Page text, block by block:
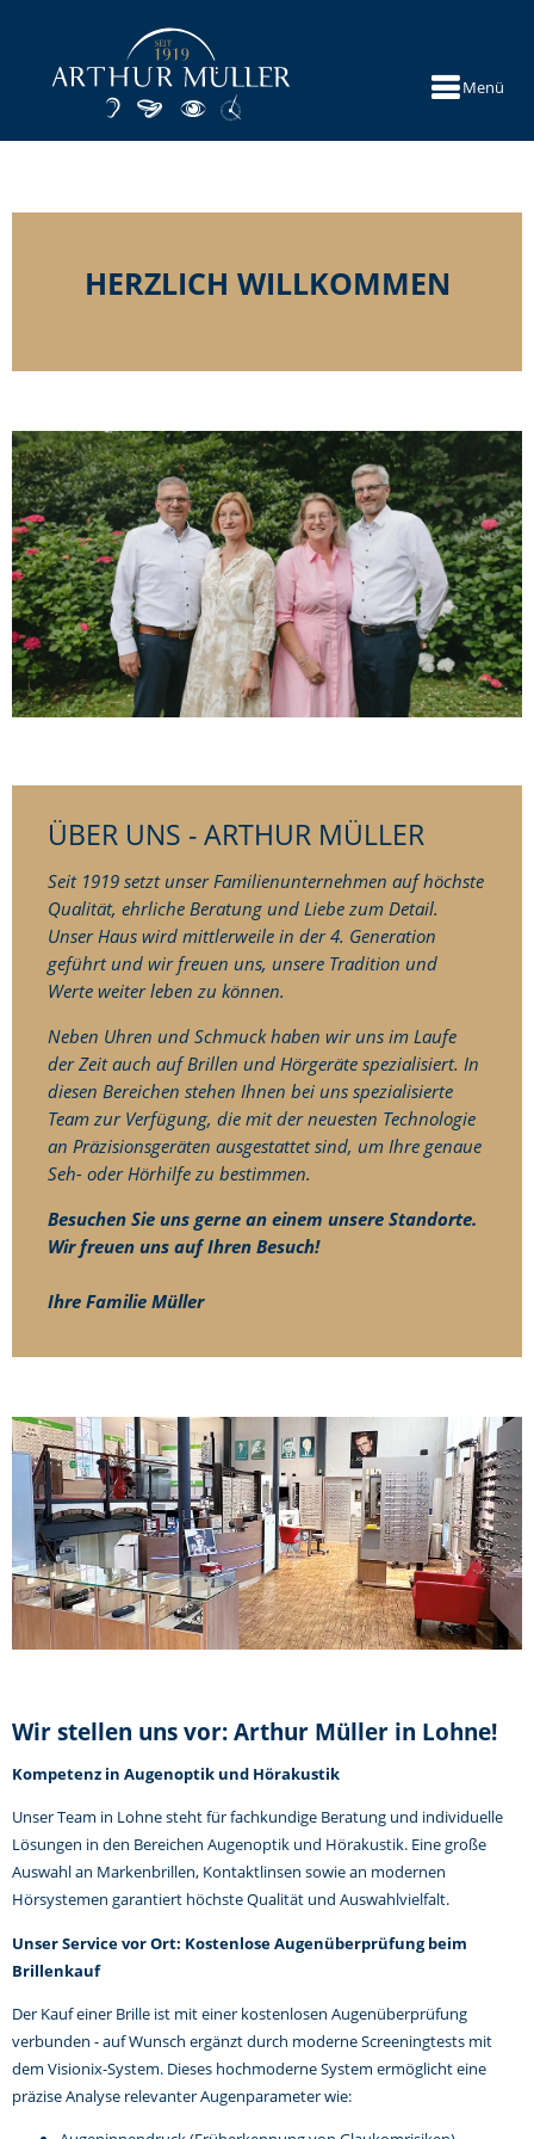
Menü
HERZLICH WILLKOMMEN
ÜBER UNS - ARTHUR MÜLLER
Seit 1919 setzt unser Familienunternehmen auf höchste
Qualität, ehrliche Beratung und Liebe zum Detail.
Unser Haus wird mittlerweile in der 4. Generation
geführt und wir freuen uns, unsere Tradition und
Werte weiter leben zu können.
Neben Uhren und Schmuck haben wir uns im Laufe
der Zeit auch auf Brillen und Hörgeräte spezialisiert. In
diesen Bereichen stehen Ihnen bei uns spezialisierte
Team zur Verfügung, die mit der neuesten Technologie
an Präzisionsgeräten ausgestattet sind, um Ihre genaue
Seh- oder Hörhilfe zu bestimmen.
Besuchen Sie uns gerne an einem unsere Standorte.
Wir freuen uns auf Ihren Besuch!
Ihre Familie Müller
Wir stellen uns vor: Arthur Müller in Lohne!
Kompetenz in Augenoptik und Hörakustik
Unser Team in Lohne steht für fachkundige Beratung und individuelle
Lösungen in den Bereichen Augenoptik und Hörakustik. Eine große
Auswahl an Markenbrillen, Kontaktlinsen sowie an modernen
Hörsystemen garantiert höchste Qualität und Auswahlvielfalt.
Unser Service vor Ort: Kostenlose Augenüberprüfung beim
Brillenkauf
Der Kauf einer Brille ist mit einer kostenlosen Augenüberprüfung
verbunden - auf Wunsch ergänzt durch moderne Screeningtests mit
dem Visionix-System. Dieses hochmoderne System ermöglicht eine
präzise Analyse relevanter Augenparameter wie: